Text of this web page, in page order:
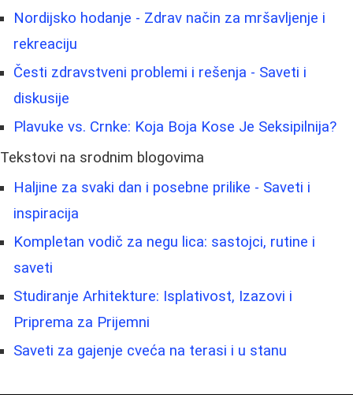
Nordijsko hodanje - Zdrav način za mršavljenje i
rekreaciju
Česti zdravstveni problemi i rešenja - Saveti i
diskusije
Plavuke vs. Crnke: Koja Boja Kose Je Seksipilnija?
Tekstovi na srodnim blogovima
Haljine za svaki dan i posebne prilike - Saveti i
inspiracija
Kompletan vodič za negu lica: sastojci, rutine i
saveti
Studiranje Arhitekture: Isplativost, Izazovi i
Priprema za Prijemni
Saveti za gajenje cveća na terasi i u stanu